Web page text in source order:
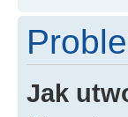
Jak